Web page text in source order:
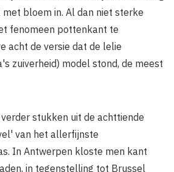
bloem in. Al dan niet sterke
fenomeen pottenkant te
acht de versie dat de lelie
zuiverheid) model stond, de meest
stukken uit de achttiende
van het allerfijnste
In Antwerpen kloste men kant
in tegenstelling tot Brussel